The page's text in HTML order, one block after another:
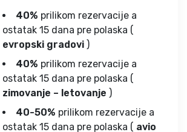
40% prilikom rezervacije a
ostatak 15 dana pre polaska (
evropski gradovi )
40% prilikom rezervacije a
ostatak 15 dana pre polaska (
zimovanje – letovanje )
40-50% prilikom rezervacije a
ostatak 15 dana pre polaska ( avio